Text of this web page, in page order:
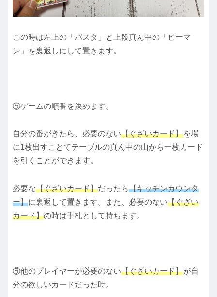
この時は左上の「パスタ」と上段真ん中の「ピーマ
ン」を裏返しにして置きます。
⑤ゲームの順番を決めます。
自分の番がきたら、必要のない【ぐざいカード】を場
に1枚出すことでテーブルの真ん中の山から一枚カード
を引くことができます。
必要な【ぐざいカード】だったら【キッチンカウンタ
ー】に裏返して置きます。また、必要のない【ぐざい
カード】の時は手札として持ちます。
⑥他のプレイヤーが必要のない【ぐざいカード】が自
分の欲しいカードだった時。